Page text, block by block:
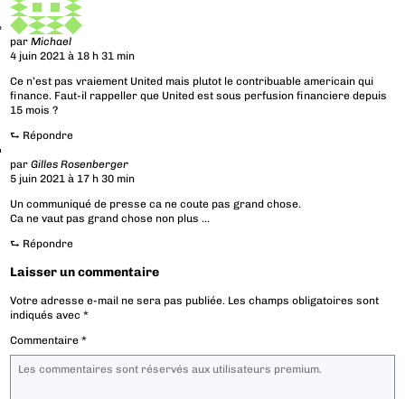
parMichael
4 juin 2021 à 18 h 31 min
Ce n’est pas vraiement United mais plutot le contribuable americain qui
finance. Faut-il rappeller que United est sous perfusion financiere depuis
15 mois ?
⮑ Répondre
parGilles Rosenberger
5 juin 2021 à 17 h 30 min
Un communiqué de presse ca ne coute pas grand chose.
Ca ne vaut pas grand chose non plus …
⮑ Répondre
Laisser un commentaire
Votre adresse e-mail ne sera pas publiée. Les champs obligatoires sont
indiqués avec*
Commentaire*